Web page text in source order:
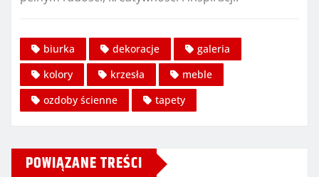
biurka dekoracje
galeria
kolory
krzesła
meble
ozdoby ścienne
tapety
POWIĄZANE TREŚCI